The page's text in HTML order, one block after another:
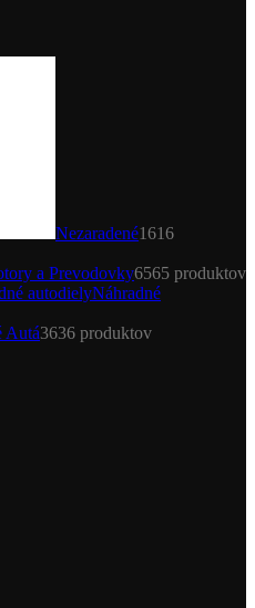
Nezaradené1616
a Prevodovky6565 produktov
Náhradné
Autá3636 produktov